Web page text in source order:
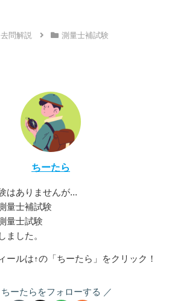
問解説 測量士補試験
ちーたら
はありませんが...
量士補試験
量士試験
ました。
ールは↑の「ちーたら」をクリック！
ちーたらをフォローする